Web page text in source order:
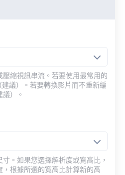
縮視訊串流。若要使用最常用的
議）。若要轉換影片而不重新編
）。
。如果您選擇解析度或寬高比，
根據所選的寬高比計算新的高